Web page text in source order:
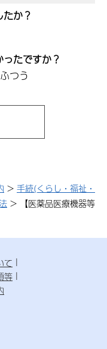
か？
たですか？
つう
> 手続(くらし・福祉・
> 【医薬品医療機器等
て
等